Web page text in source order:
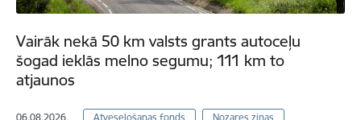
Vairāk nekā 50 km valsts grants autoceļu
šogad ieklās melno segumu; 111 km to
atjaunos
06.08.2026. Atveseļošanas fonds Nozares ziņas